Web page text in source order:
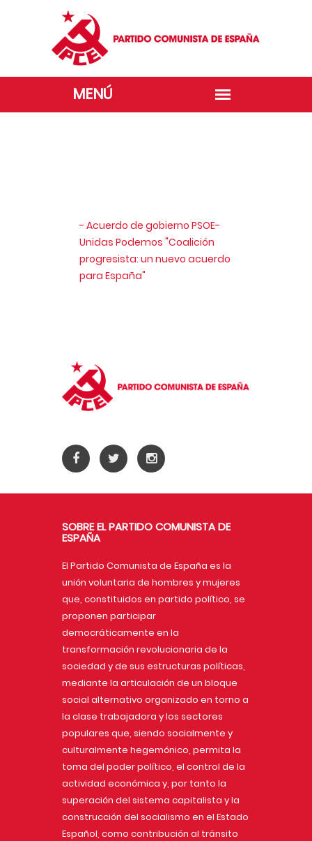
- Acuerdo de gobierno PSOE-
Unidas Podemos "Coalición
progresista: un nuevo acuerdo
para España"
SOBRE EL PARTIDO COMUNISTA DE
ESPAÑA
El Partido Comunista de España es la
unión voluntaria de hombres y mujeres
que, constituidos en partido político, se
proponen participar
democráticamente en la
transformación revolucionaria de la
sociedad y de sus estructuras políticas,
mediante la articulación de un bloque
social alternativo organizado en torno a
la clase trabajadora y los sectores
populares que, siendo socialmente y
culturalmente hegemónico, permita la
toma del poder político, el control de la
actividad económica y, por tanto la
superación del sistema capitalista y la
construcción del socialismo en el Estado
Español, como contribución al tránsito